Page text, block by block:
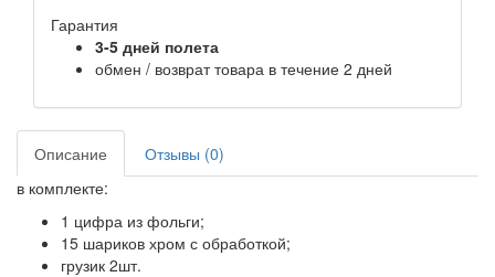
Гарантия
3-5 дней полета
обмен / возврат товара в течение 2 дней
Описание
Отзывы (0)
в комплекте:
1 цифра из фольги;
15 шариков хром с обработкой;
грузик 2шт.